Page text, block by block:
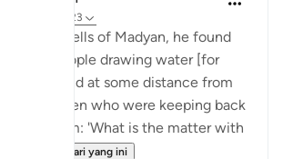
ayat 28:23
at the wells of Madyan, he found
of people drawing water [for
flocks], and at some distance from
two women who were keeping back
asked them: 'What is the matter with
Lihat lebih dari yang ini